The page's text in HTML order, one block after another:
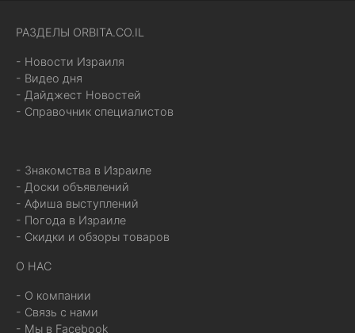
РАЗДЕЛЫ ORBITA.CO.IL
- Новости Израиля
- Видео дня
- Дайджест Новостей
- Справочник специалистов
- Знакомства в Израиле
- Доски объявлений
- Афиша выступлений
- Погода в Израиле
- Скидки и обзоры товаров
О НАС
- О компании
- Связь с нами
- Мы в Facebook